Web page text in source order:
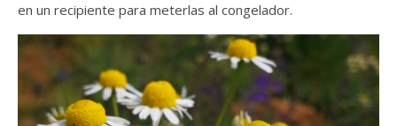
en un recipiente para meterlas al congelador.